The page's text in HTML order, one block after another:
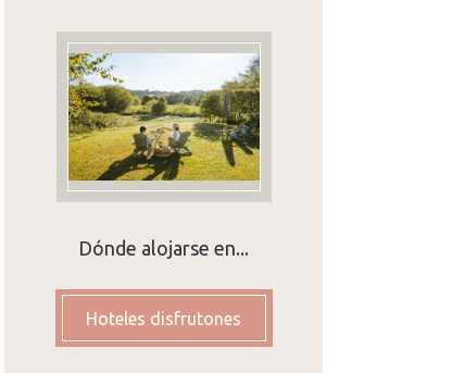
Dónde alojarse en...
Hoteles disfrutones